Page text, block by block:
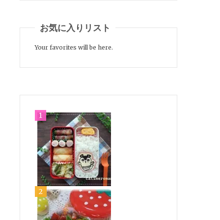
お気に入りリスト
Your favorites will be here.